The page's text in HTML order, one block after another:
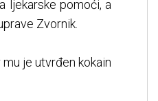
ljekarske pomoći, a
Zvornik.
je utvrđen kokain